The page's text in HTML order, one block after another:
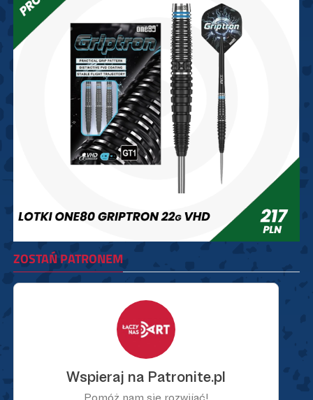
ZOSTAŃ PATRONEM